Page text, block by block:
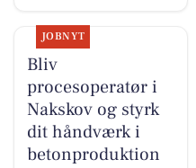
JOBNYT
Bliv
procesoperatør i
Nakskov og styrk
dit håndværk i
betonproduktion